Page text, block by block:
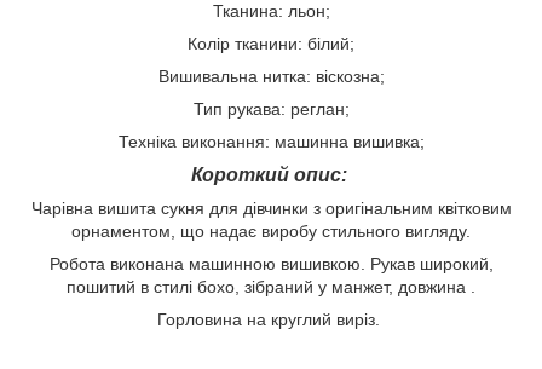
Тканина: льон;
Колір тканини: білий;
Вишивальна нитка: віскозна;
Тип рукава: реглан;
Техніка виконання: машинна вишивка;
Короткий опис:
Чарівна вишита сукня для дівчинки з оригінальним квітковим
орнаментом, що надає виробу стильного вигляду.
Робота виконана машинною вишивкою. Рукав широкий,
пошитий в стилі бохо, зібраний у манжет, довжина .
Горловина на круглий виріз.